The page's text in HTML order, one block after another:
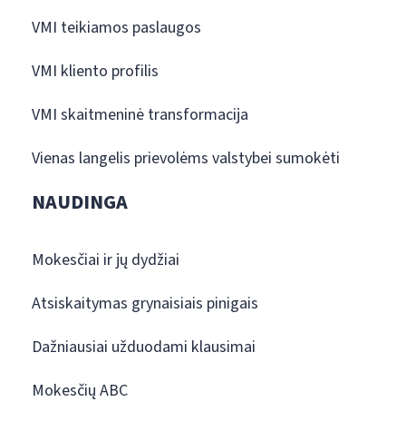
VMI teikiamos paslaugos
VMI kliento profilis
VMI skaitmeninė transformacija
Vienas langelis prievolėms valstybei sumokėti
NAUDINGA
Mokesčiai ir jų dydžiai
Atsiskaitymas grynaisiais pinigais
Dažniausiai užduodami klausimai
Mokesčių ABC